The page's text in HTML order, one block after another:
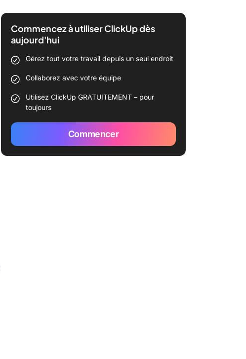
Commencez à utiliser ClickUp dès
aujourd'hui
Gérez tout votre travail depuis un seul endroit
Collaborez avec votre équipe
Utilisez ClickUp GRATUITEMENT – pour
toujours
Commencer